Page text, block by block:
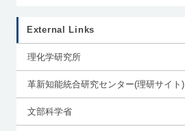
External Links
理化学研究所
革新知能統合研究センター(理研サイト)
文部科学省